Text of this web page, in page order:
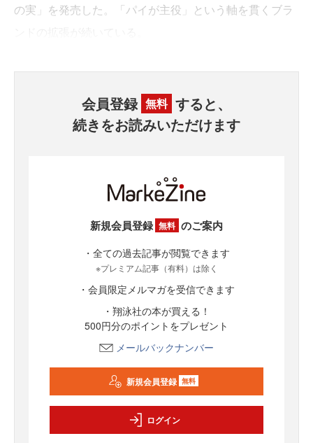
の実」を発売した。「パイが主役」という軸を貫くブラ
会員登録 無料 すると、
続きをお読みいただけます
新規会員登録 無料 のご案内
・全ての過去記事が閲覧できます
※プレミアム記事（有料）は除く
・会員限定メルマガを受信できます
・翔泳社の本が買える！
500円分のポイントをプレゼント
メールバックナンバー
新規会員登録 無料
ログイン